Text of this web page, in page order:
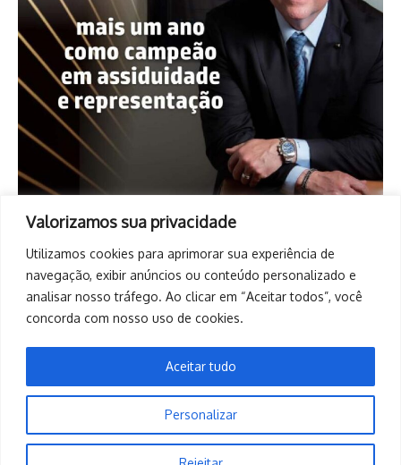
Valorizamos sua privacidade
Utilizamos cookies para aprimorar sua experiência de
navegação, exibir anúncios ou conteúdo personalizado e
analisar nosso tráfego. Ao clicar em “Aceitar todos”, você
concorda com nosso uso de cookies.
Personalizar
Aceitar tudo
Copyright © 2026. Todos os direitos reservados. | Desenvolvido